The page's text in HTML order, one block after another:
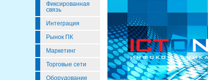
Фиксированная
связь
Интеграция
Рынок ПК
Маркетинг
Торговые сети
Оборудование